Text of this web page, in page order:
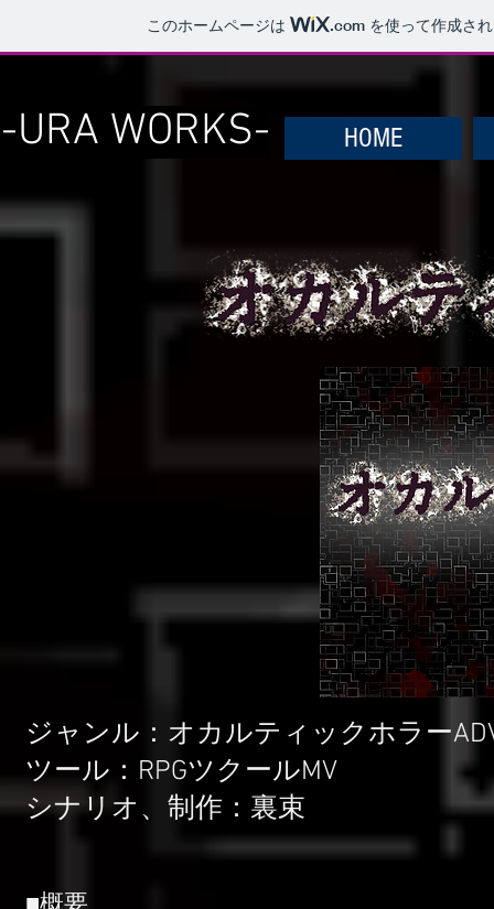
このホームページは .com を使って作成さ
​-URA WORKS- HOME
ジャンル：オカルティックホラー
ツール：RPGツクールMV
シナリオ、制作：裏束